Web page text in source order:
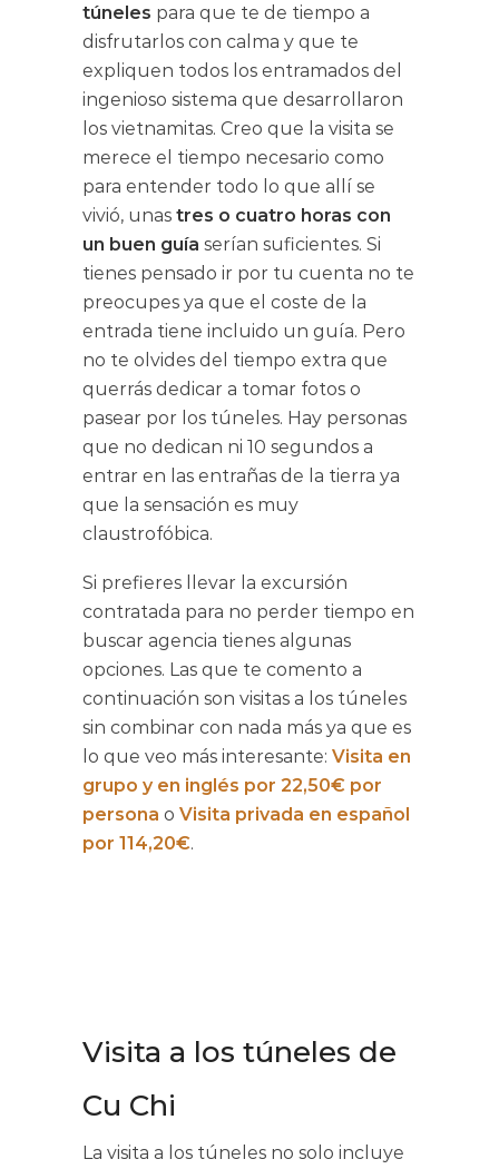
túneles para que te de tiempo a
disfrutarlos con calma y que te
expliquen todos los entramados del
ingenioso sistema que desarrollaron
los vietnamitas. Creo que la visita se
merece el tiempo necesario como
para entender todo lo que allí se
vivió, unas tres o cuatro horas con
un buen guía serían suficientes. Si
tienes pensado ir por tu cuenta no te
preocupes ya que el coste de la
entrada tiene incluido un guía. Pero
no te olvides del tiempo extra que
querrás dedicar a tomar fotos o
pasear por los túneles. Hay personas
que no dedican ni 10 segundos a
entrar en las entrañas de la tierra ya
que la sensación es muy
claustrofóbica.
Si prefieres llevar la excursión
contratada para no perder tiempo en
buscar agencia tienes algunas
opciones. Las que te comento a
continuación son visitas a los túneles
sin combinar con nada más ya que es
lo que veo más interesante: Visita en
grupo y en inglés por 22,50€ por
persona o Visita privada en español
por 114,20€.
Visita a los túneles de
Cu Chi
La visita a los túneles no solo incluye